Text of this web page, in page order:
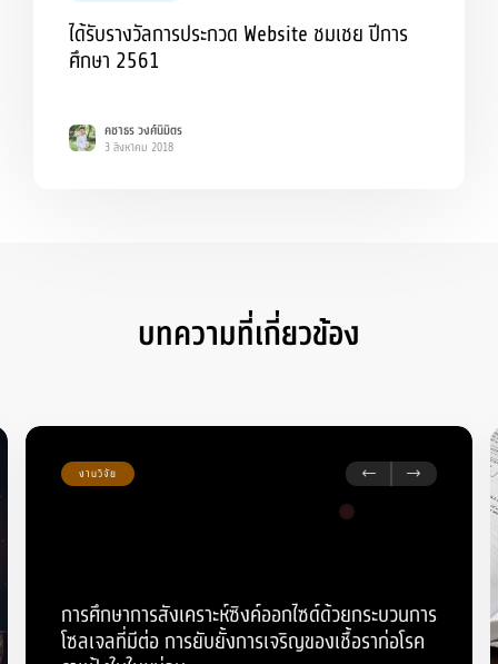
ได้รับรางวัลการประกวด Website ชมเชย ปีการ
ศึกษา 2561
คชาธร วงศ์นิมิตร
3 สิงหาคม 2018
บทความที่เกี่ยวข้อง
งานวิจัย
การศึกษาการสังเคราะห์ซิงค์ออกไซด์ด้วยกระบวนการ
โซลเจลที่มีต่อ การยับยั้งการเจริญของเชื้อราก่อโรค